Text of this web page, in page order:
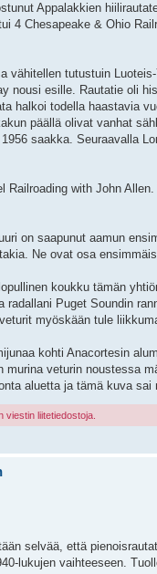
Appalakkien
4 Chesapeake & Ohio
vähitellen tutustuin
nousi esille. Rautatie oli
halkoi todella haastavia
päällä olivat vanhat
saakka. Seuraavalla
with John
on saapunut aamun
Ne ovat osa
koukku tämän
radallani Puget Soundin
myöskään tule
kohti Anacortesin
murina veturin noustessa
aluetta ja tämä kuva
liitetiedostoja.
selvää, että
lukujen vaihteeseen.